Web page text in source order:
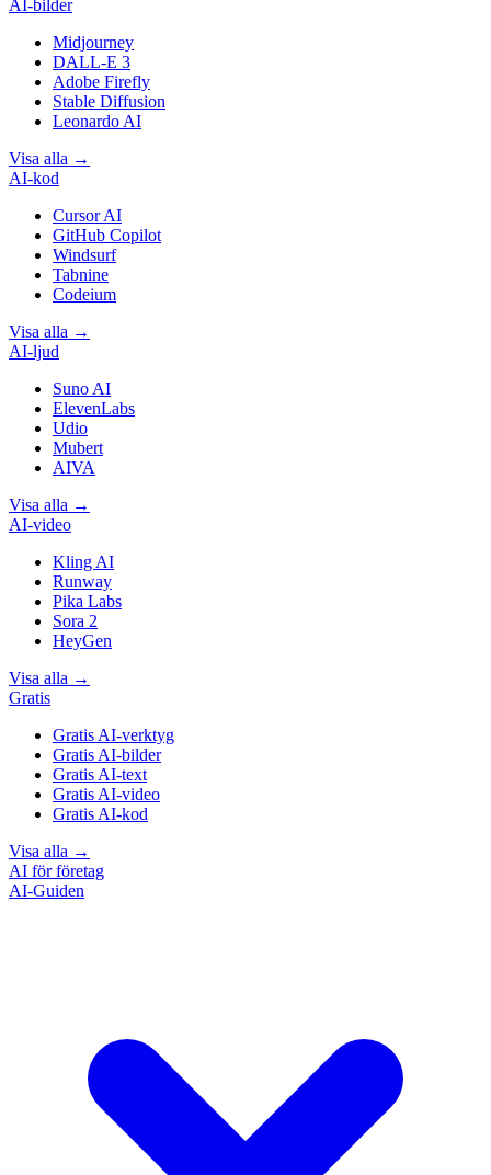
AI-bilder
Midjourney
DALL-E 3
Adobe Firefly
Stable Diffusion
Leonardo AI
Visa alla →
AI-kod
Cursor AI
GitHub Copilot
Windsurf
Tabnine
Codeium
Visa alla →
AI-ljud
Suno AI
ElevenLabs
Udio
Mubert
AIVA
Visa alla →
AI-video
Kling AI
Runway
Pika Labs
Sora 2
HeyGen
Visa alla →
Gratis
Gratis AI-verktyg
Gratis AI-bilder
Gratis AI-text
Gratis AI-video
Gratis AI-kod
Visa alla →
AI för företag
AI-Guiden